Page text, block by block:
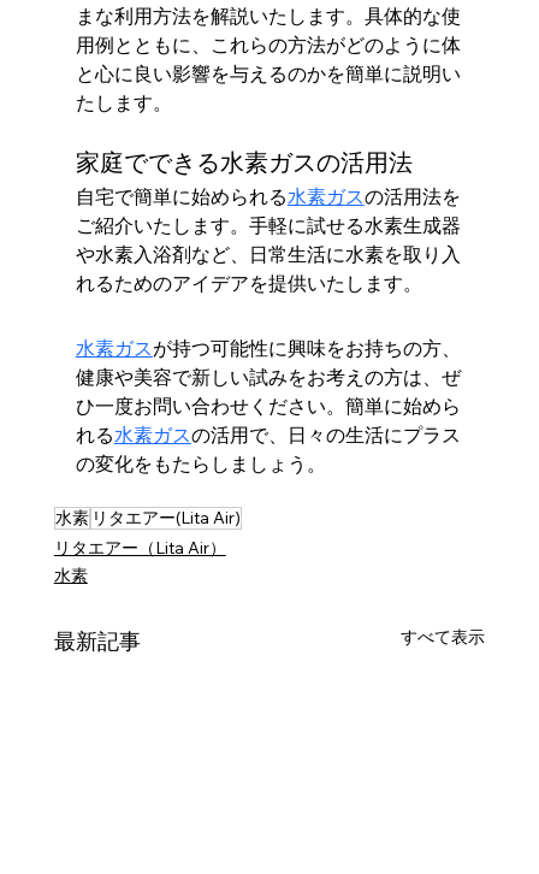
まな利用方法を解説いたします。具体的な使
用例とともに、これらの方法がどのように体
と心に良い影響を与えるのかを簡単に説明い
たします。
家庭でできる水素ガスの活用法
自宅で簡単に始められる水素ガスの活用法を
ご紹介いたします。手軽に試せる水素生成器
や水素入浴剤など、日常生活に水素を取り入
れるためのアイデアを提供いたします。
水素ガスが持つ可能性に興味をお持ちの方、
健康や美容で新しい試みをお考えの方は、ぜ
ひ一度お問い合わせください。簡単に始めら
れる水素ガスの活用で、日々の生活にプラス
の変化をもたらしましょう。
水素 リタエアー(Lita Air)
リタエアー（Lita Air）
水素
最新記事 すべて表示